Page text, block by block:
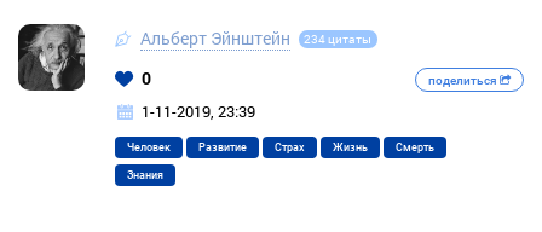
Альберт Эйнштейн 234 цитаты
0 поделиться
1-11-2019, 23:39
Человек Развитие Страх Жизнь Смерть
Знания